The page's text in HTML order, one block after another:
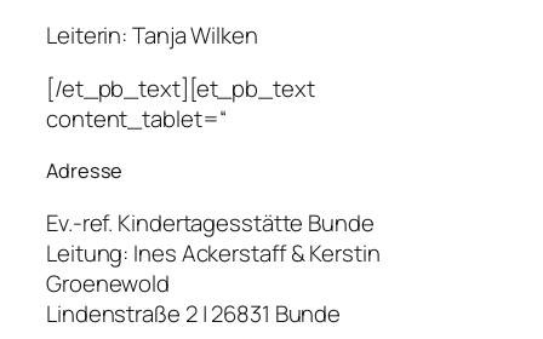
Leiterin: Tanja Wilken
[/et_pb_text][et_pb_text
content_tablet=“
Adresse
Ev.-ref. Kindertagesstätte Bunde
Leitung: Ines Ackerstaff & Kerstin
Groenewold
Lindenstraße 2 | 26831 Bunde